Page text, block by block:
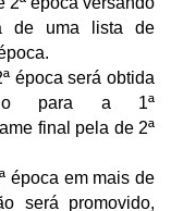
de uma lista de
época será obtida
para a 1ª
final pela de 2ª
época em mais de
será promovido,